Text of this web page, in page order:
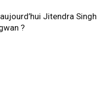
Jitendra Singh
?